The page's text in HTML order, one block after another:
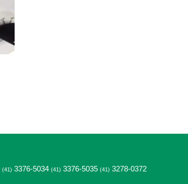
(41) 3376-5034 (41) 3376-5035 (41) 3278-0372